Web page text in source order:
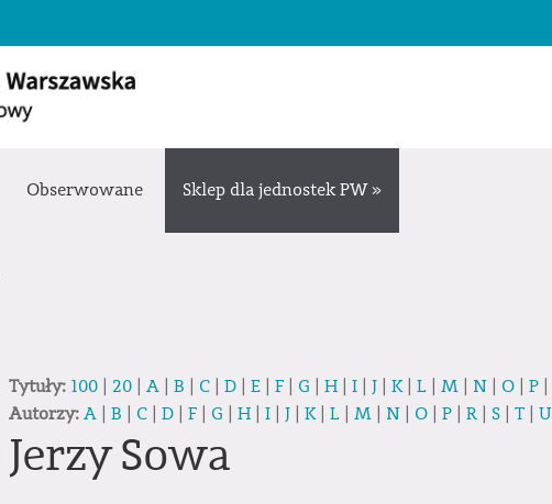
Obserwowane Sklep dla jednostek PW »
Tytuły: 100| 20| A| B | C| D| E| F| G | H| I| J| K| L| M| N| O| P|
Autorzy: A| B | C| D| F| G | H| I| J| K| L| M| N| O| P| R| S| T| U
Jerzy Sowa